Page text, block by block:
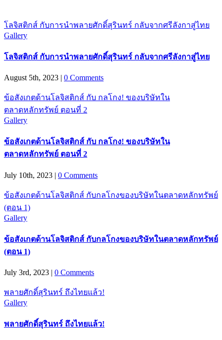
โลจิสติกส์ กับการนำพลายศักดิ์สุรินทร์ กลับจากศรีลังกาสู่ไทย
Gallery
โลจิสติกส์ กับการนำพลายศักดิ์สุรินทร์ กลับจากศรีลังกาสู่ไทย
August 5th, 2023 | 0 Comments
ข้อสังเกตด้านโลจิสติกส์ กับ กลโกง! ของบริษัทใน
ตลาดหลักทรัพย์ ตอนที่ 2
Gallery
ข้อสังเกตด้านโลจิสติกส์ กับ กลโกง! ของบริษัทใน
ตลาดหลักทรัพย์ ตอนที่ 2
July 10th, 2023 | 0 Comments
ข้อสังเกตด้านโลจิสติกส์ กับกลโกงของบริษัทในตลาดหลักทรัพย์
(ตอน 1)
Gallery
ข้อสังเกตด้านโลจิสติกส์ กับกลโกงของบริษัทในตลาดหลักทรัพย์
(ตอน 1)
July 3rd, 2023 | 0 Comments
พลายศักดิ์สุรินทร์ ถึงไทยแล้ว!
Gallery
พลายศักดิ์สุรินทร์ ถึงไทยแล้ว!